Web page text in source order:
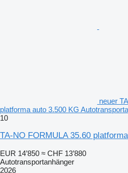
neuer
platforma auto 3.500 KG
10
TA-NO FORMULA 35.60
EUR 14’850 ≈ CHF 13’880
Autotransportanhänger
2026